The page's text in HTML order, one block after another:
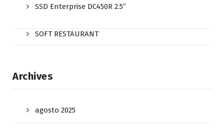
SSD Enterprise DC450R 2.5”
SOFT RESTAURANT
Archives
agosto 2025